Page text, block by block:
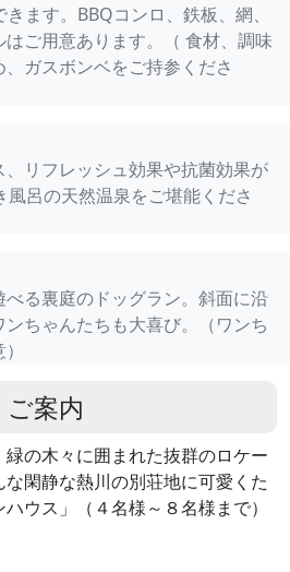
ます。BBQコンロ、鉄板、網、
はご用意あります。（ 食材、調味
ガスボンベをご持参くださ
リフレッシュ効果や抗菌効果が
呂の天然温泉をご堪能くださ
る裏庭のドッグラン。斜面に沿
ちゃんたちも大喜び。（ワンち
ご案内
の木々に囲まれた抜群のロケー
閑静な熱川の別荘地に可愛くた
ウス」（４名様～８名様まで）